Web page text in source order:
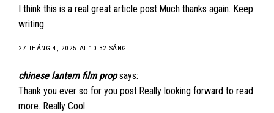
I think this is a real great article post.Much thanks again. Keep
writing.
27 THÁNG 4, 2025 AT 10:32 SÁNG
chinese lantern film prop says:
Thank you ever so for you post.Really looking forward to read
more. Really Cool.